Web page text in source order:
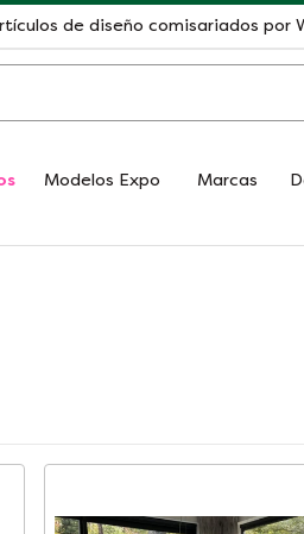
de diseño comisariados por
Modelos Expo Marcas